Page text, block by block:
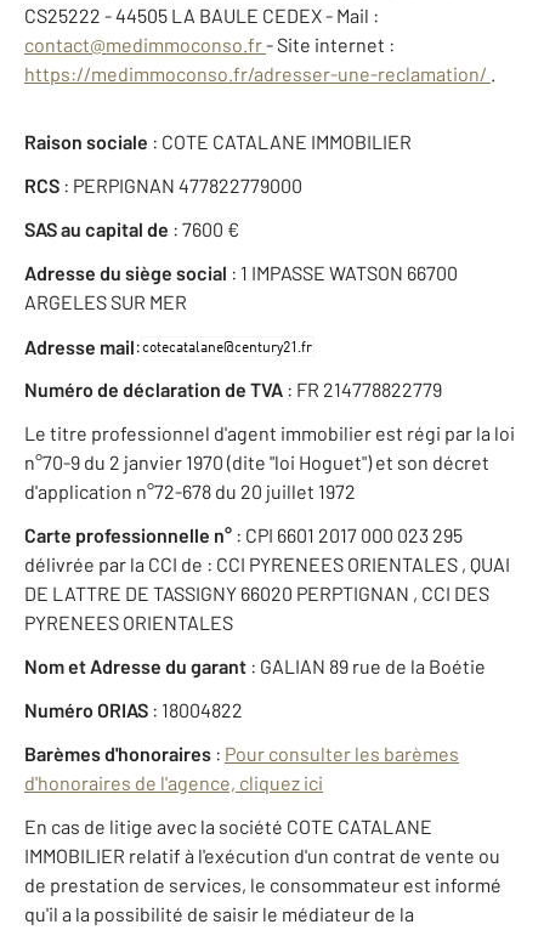
CS25222 - 44505 LA BAULE CEDEX - Mail :
contact@medimmoconso.fr- Site internet :
https://medimmoconso.fr/adresser-une-reclamation/ .
Raison sociale : COTE CATALANE IMMOBILIER
RCS : PERPIGNAN 477822779000
SAS au capital de : 7600 €
Adresse du siège social : 1 IMPASSE WATSON 66700
ARGELES SUR MER
Adresse mail:
Numéro de déclaration de TVA : FR 214778822779
Le titre professionnel d'agent immobilier est régi par la loi
n°70-9 du 2 janvier 1970 (dite "loi Hoguet") et son décret
d'application n°72-678 du 20 juillet 1972
Carte professionnelle n° : CPI 6601 2017 000 023 295
délivrée par la CCI de : CCI PYRENEES ORIENTALES , QUAI
DE LATTRE DE TASSIGNY 66020 PERPTIGNAN , CCI DES
PYRENEES ORIENTALES
Nom et Adresse du garant : GALIAN 89 rue de la Boétie
Numéro ORIAS : 18004822
Barèmes d'honoraires : Pour consulter les barèmes
d'honoraires de l'agence, cliquez ici
En cas de litige avec la société COTE CATALANE
IMMOBILIER relatif à l'exécution d'un contrat de vente ou
de prestation de services, le consommateur est informé
qu'il a la possibilité de saisir le médiateur de la